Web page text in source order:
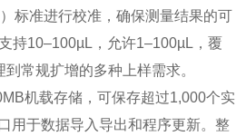
标准进行校准，确保测量结果的可
持10–100µL，允许1–100µL，覆
常规扩增的多种上样需求。
机载存储，可保存超过1,000个实
用于数据导入导出和程序更新。整